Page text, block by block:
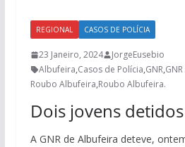
REGIONAL CASOS DE POLÍCIA
23 Janeiro, 2024
JorgeEusebio
Albufeira,Casos de Polícia,GNR,
Roubo Albufeira,Roubo Albufeira.
Dois jovens
A GNR de Albufeira deteve,